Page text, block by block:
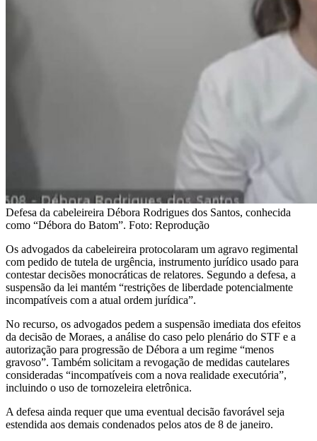
Defesa da cabeleireira Débora Rodrigues dos Santos, conhecida
como “Débora do Batom”. Foto: Reprodução
Os advogados da cabeleireira protocolaram um agravo regimental
com pedido de tutela de urgência, instrumento jurídico usado para
contestar decisões monocráticas de relatores. Segundo a defesa, a
suspensão da lei mantém “restrições de liberdade potencialmente
incompatíveis com a atual ordem jurídica”.
No recurso, os advogados pedem a suspensão imediata dos efeitos
da decisão de Moraes, a análise do caso pelo plenário do STF e a
autorização para progressão de Débora a um regime “menos
gravoso”. Também solicitam a revogação de medidas cautelares
consideradas “incompatíveis com a nova realidade executória”,
incluindo o uso de tornozeleira eletrônica.
A defesa ainda requer que uma eventual decisão favorável seja
estendida aos demais condenados pelos atos de 8 de janeiro.